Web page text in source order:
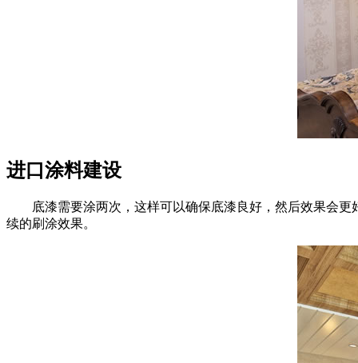
进口涂料建设
底漆需要涂两次，这样可以确保底漆良好，然后效果会更
续的刷涂效果。